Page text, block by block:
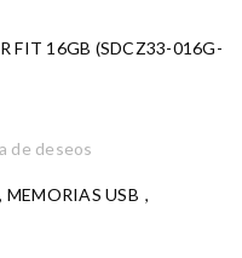
FIT 16GB (SDCZ33-016G-
de deseos
, MEMORIAS USB ,